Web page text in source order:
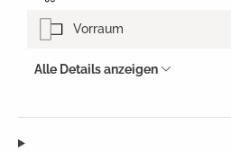
Vorraum
Alle Details anzeigen